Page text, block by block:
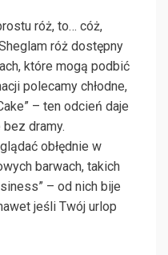
róż, to… cóż,
róż dostępny
które mogą podbić
polecamy chłodne,
– ten odcień daje
dramy.
obłędnie w
barwach, takich
– od nich bije
jeśli Twój urlop